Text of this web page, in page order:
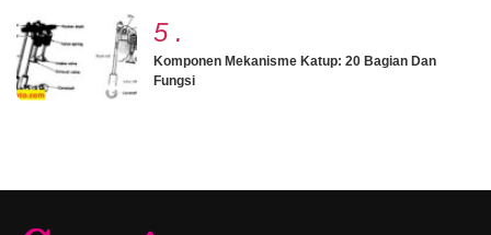
5 .
Komponen Mekanisme Katup: 20 Bagian Dan
Fungsi